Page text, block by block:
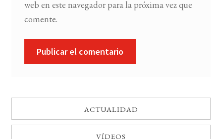
web en este navegador para la próxima vez que
comente.
ACTUALIDAD
VÍDEOS